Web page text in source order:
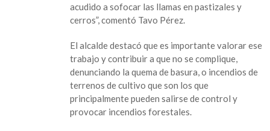
acudido a sofocar las llamas en pastizales y
cerros”, comentó Tavo Pérez.
El alcalde destacó que es importante valorar ese
trabajo y contribuir a que no se complique,
denunciando la quema de basura, o incendios de
terrenos de cultivo que son los que
principalmente pueden salirse de control y
provocar incendios forestales.